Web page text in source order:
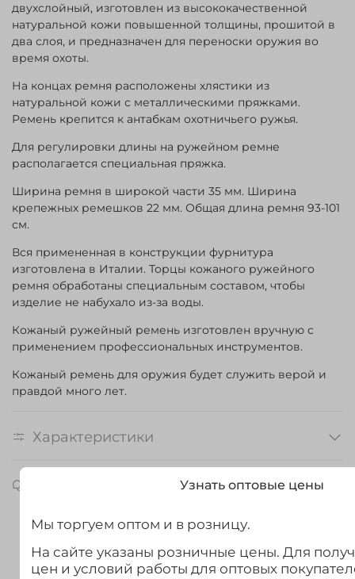
двухслойный, изготовлен из высококачественной
натуральной кожи повышенной толщины, прошитой в
два слоя, и предназначен для переноски оружия во
время охоты.
На концах ремня расположены хлястики из
натуральной кожи с металлическими пряжками.
Ремень крепится к антабкам охотничьего ружья.
Для регулировки длины на ружейном ремне
располагается специальная пряжка.
Ширина ремня в широкой части 35 мм. Ширина
крепежных ремешков 22 мм. Общая длина ремня 93-101
см.
Вся примененная в конструкции фурнитура
изготовлена в Италии. Торцы кожаного ружейного
ремня обработаны специальным составом, чтобы
изделие не набухало из-за воды.
Кожаный ружейный ремень изготовлен вручную с
применением профессиональных инструментов.
Кожаный ремень для оружия будет служить верой и
правдой много лет.
Характеристики
Узнать оптовые цены
Мы торгуем оптом и в розницу.
На сайте указаны розничные цены. Для
цен и условий работы для оптовых